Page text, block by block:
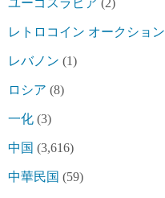
ユーゴスラビア (2)
レトロコイン オークション
レバノン (1)
ロシア (8)
一化 (3)
中国 (3,616)
中華民国 (59)